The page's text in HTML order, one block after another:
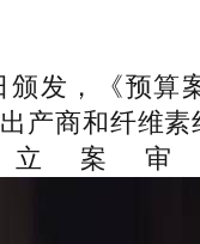
，《预算
产商和纤维
案